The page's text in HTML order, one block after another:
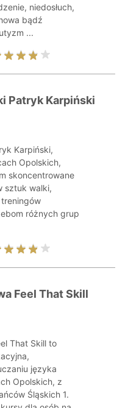
niedosłuch,
bądź
...
Patryk Karpiński
Karpiński,
Opolskich,
skoncentrowane
sztuk walki,
różnych grup
Feel That Skill
That Skill to
języka
Opolskich, z
Śląskich 1.